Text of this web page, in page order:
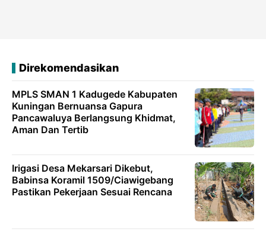
Direkomendasikan
MPLS SMAN 1 Kadugede Kabupaten
Kuningan Bernuansa Gapura
Pancawaluya Berlangsung Khidmat,
Aman Dan Tertib
Irigasi Desa Mekarsari Dikebut,
Babinsa Koramil 1509/Ciawigebang
Pastikan Pekerjaan Sesuai Rencana